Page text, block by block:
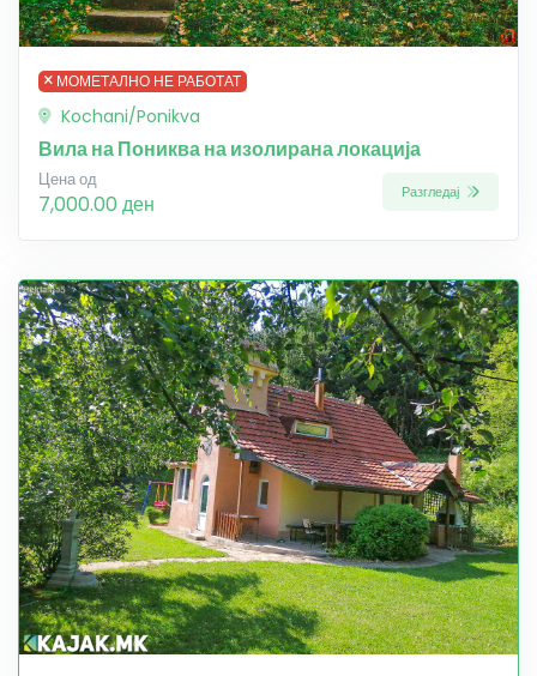
МОМЕТАЛНО НЕ РАБОТАТ
Kochani/Ponikva
Вила на Пониква на изолирана локација
Цена од
7,000.00 ден Разгледај